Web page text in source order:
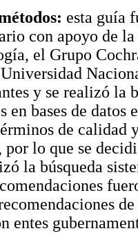
esta guía
con apoyo de
el Grupo
y se realizó la
en bases de datos
de
por lo que se
la búsqueda
entes